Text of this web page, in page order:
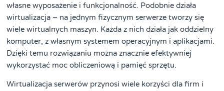
własne wyposażenie i funkcjonalność. Podobnie działa
wirtualizacja – na jednym fizycznym serwerze tworzy się
wiele wirtualnych maszyn. Każda z nich działa jak oddzielny
komputer, z własnym systemem operacyjnym i aplikacjami.
Dzięki temu rozwiązaniu można znacznie efektywniej
wykorzystać moc obliczeniową i pamięć sprzętu.
Wirtualizacja serwerów przynosi wiele korzyści dla firm i